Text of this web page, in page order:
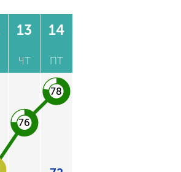
13
ЧТ
14
ПТ
76
78